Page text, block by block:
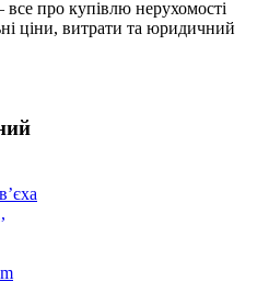
про купівлю нерухомості
ціни, витрати та юридичний